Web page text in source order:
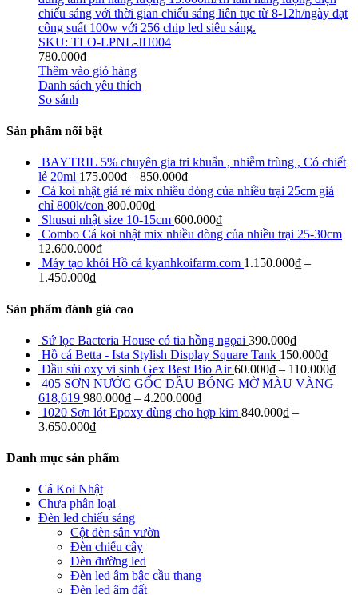
chiếu sáng với thời gian chiếu sáng liên tục từ 8-12h/ngày đạt
công suất 100w với 256 chip led siêu sáng.
SKU: TLO-LPNL-JH004
780.000₫
Thêm vào giỏ hàng
Danh sách yêu thích
So sánh
Sản phẩm nổi bật
BAYTRIL 5% chuyên gia tri khuẩn , nhiễm trùng , Có chiết
lẻ 20ml 175.000₫ – 850.000₫
Cá koi nhật giá rẻ mix nhiều dòng của nhiều trại 25cm giá
chỉ 800k/con 800.000₫
Shusui nhật size 10-15cm 600.000₫
Combo Cá koi nhật mix nhiều dòng của nhiều trại 25-30cm
12.600.000₫
Máy tạo khói Hồ cá kyanhkoifarm.com 1.150.000₫ –
1.450.000₫
Sản phẩm đánh giá cao
Sứ lọc Bacteria House có tia hồng ngọai 390.000₫
Hồ cá Betta - Ista Stylish Display Square Tank 150.000₫
Đầu sủi oxy vi sinh Gex Best Bio Air 60.000₫ – 110.000₫
405 SƠN NƯỚC GỐC DẦU BÓNG MỜ MÀU VÀNG
618,619 980.000₫ – 4.200.000₫
1020 Sơn lót Epoxy dùng cho hợp kim 840.000₫ –
3.650.000₫
Danh mục sản phẩm
Cá Koi Nhật
Chưa phân loại
Đèn led chiếu sáng
Cột đèn sân vườn
Đèn chiếu cây
Đèn đường led
Đèn led âm bậc cầu thang
Đèn led âm đất